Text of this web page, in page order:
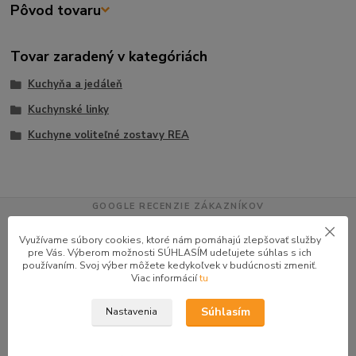
Pôvod tovaru
Tovar zaradený v kategóriách
Kuchyňa a jedáleň
Kuchynské linky
Kuchyne voliteľné zostavy REA
GOOGLE RECENZIE ZÁKAZNÍKOV
4.9★★★★★
47 recenzií · Google
Využívame súbory cookies, ktoré nám pomáhajú zlepšovať služby
pre Vás. Výberom možnosti SÚHLASÍM udeľujete súhlas s ich
používaním. Svoj výber môžete kedykoľvek v budúcnosti zmeniť.
Viac informáciítu
Nastavenia Súhlasím